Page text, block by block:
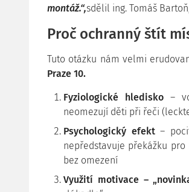
montáž.“,sdělil ing. Tomáš
Proč ochranný štít
Tuto otázku nám velmi
Praze 10.
Fyziologické hledisko–
neomezují děti při řeči
Psychologický efekt–
nepředstavuje překážku
bez omezení
Využití motivace –